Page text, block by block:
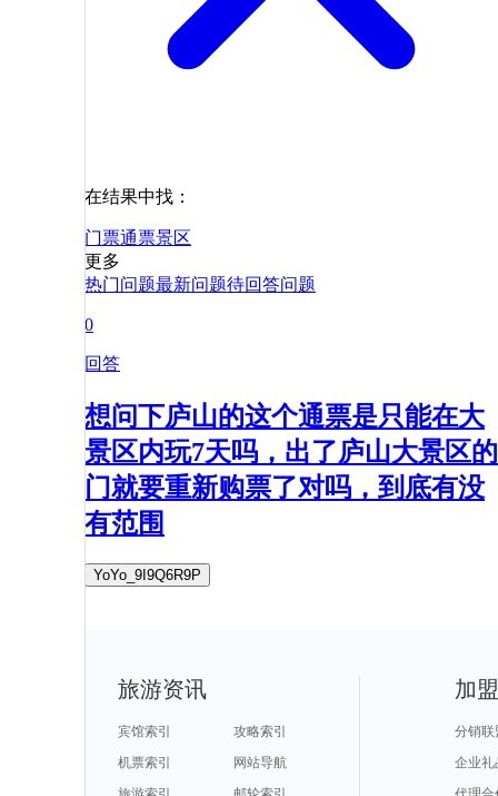
在结果中找：
门票通票景区
更多
热门问题最新问题待回答问题
0
回答
想问下庐山的这个通票是只能在大
景区内玩7天吗，出了庐山大景区的
门就要重新购票了对吗，到底有没
有范围
YoYo_9I9Q6R9P
旅游资讯
宾馆索引
攻略索引
机票索引
网站导航
加
分销联
企业礼